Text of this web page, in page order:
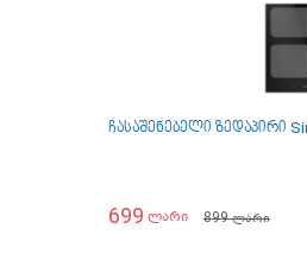
ჩასაშენებელი ზედაპირი
699 ლარი 899ლარი